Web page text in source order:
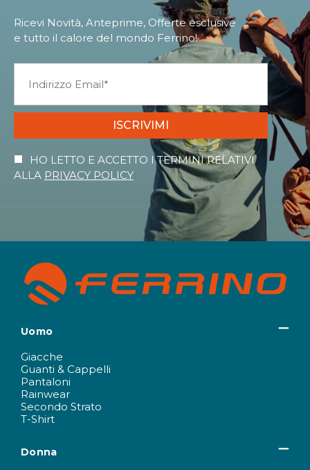
Ricevi Novità, Anteprime, Offerte esclusive
e tutto il calore del mondo Ferrino!
ISCRIVIMI
HO LETTO E ACCETTO I TERMINI RELATIVI
ALLA PRIVACY POLICY
Uomo
Giacche
Guanti & Cappelli
Pantaloni
Rainwear
Secondo Strato
T-Shirt
Donna